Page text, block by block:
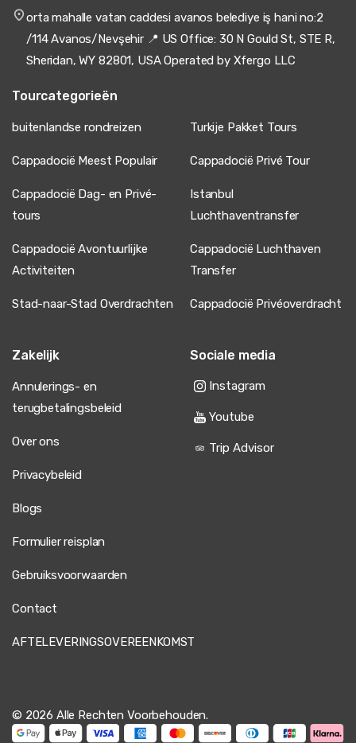
orta mahalle vatan caddesi avanos belediye iş hani no:2
/114 Avanos/Nevşehir 📍 US Office: 30 N Gould St, STE R,
Sheridan, WY 82801, USA Operated by Xfergo LLC
Tourcategorieën
buitenlandse rondreizen Turkije Pakket Tours
Cappadocië Meest Populair Cappadocië Privé Tour
Cappadocië Dag- en Privé-
tours
Istanbul
Luchthaventransfer
Cappadocië Avontuurlijke
Activiteiten
Cappadocië Luchthaven
Transfer
Stad-naar-Stad Overdrachten Cappadocië Privéoverdracht
Zakelijk
Annulerings- en
terugbetalingsbeleid
Over ons
Privacybeleid
Blogs
Formulier reisplan
Gebruiksvoorwaarden
Contact
AFTELEVERINGSOVEREENKOMST
Sociale media
Instagram
Youtube
Trip Advisor
© 2026 Alle Rechten Voorbehouden.